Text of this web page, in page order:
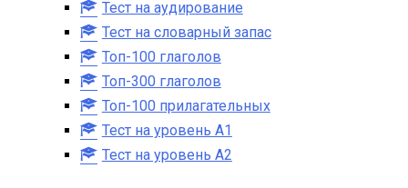
Тест на аудирование
Тест на словарный запас
Топ-100 глаголов
Топ-300 глаголов
Топ-100 прилагательных
Тест на уровень A1
Тест на уровень A2